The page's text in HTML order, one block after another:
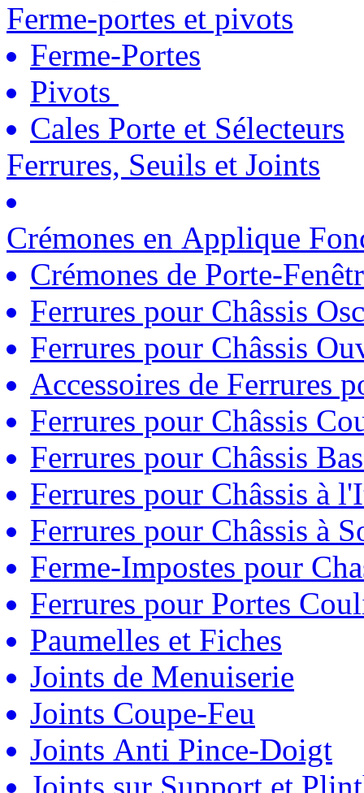
Ferme-portes et pivots
Ferme-Portes
Pivots
Cales Porte et Sélecteurs
Ferrures, Seuils et Joints
Crémones en Applique
Crémones de Porte-
Ferrures pour Châssis
Ferrures pour Châssis
Accessoires de Ferrures
Ferrures pour Châssis
Ferrures pour Châssis
Ferrures pour Châssis à
Ferrures pour Châssis à
Ferme-Impostes pour
Ferrures pour Portes
Paumelles et Fiches
Joints de Menuiserie
Joints Coupe-Feu
Joints Anti Pince-Doigt